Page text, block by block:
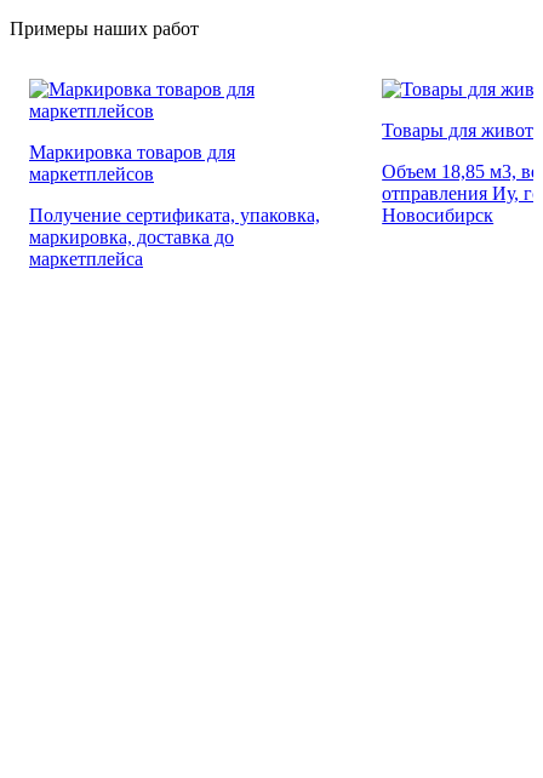
Примеры наших работ
Маркировка товаров для
маркетплейсов
Получение сертификата, упаковка,
маркировка, доставка до
маркетплейса
Товары для
Объем 18,85 м3,
отправления Иу,
Новосибирск